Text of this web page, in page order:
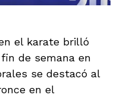
el karate brilló
de semana en
se destacó al
en el